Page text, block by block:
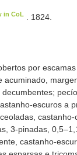
in CoL . 1824.
por
acuminado,
escuros a
castanho-
3-pinadas,
castanho-